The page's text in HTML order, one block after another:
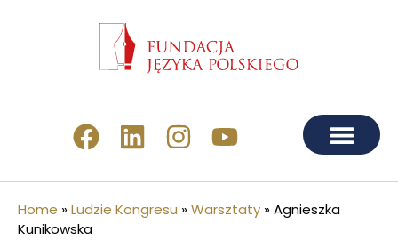
Home »Ludzie Kongresu »Warsztaty »Agnieszka
Kunikowska